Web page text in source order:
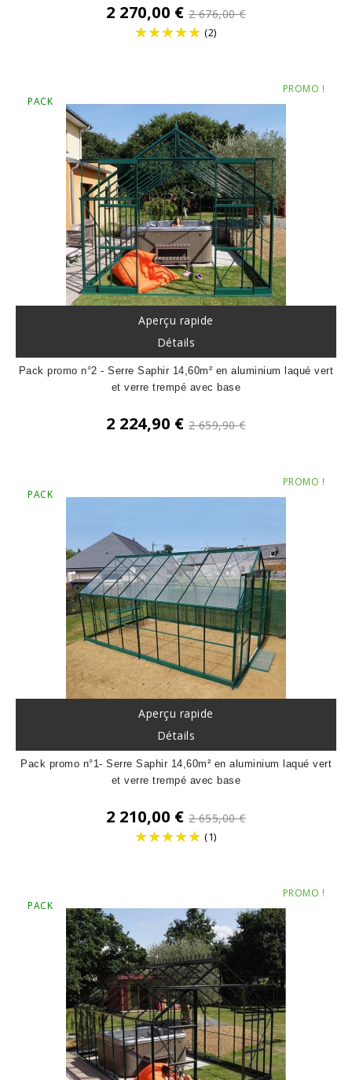
2 270,00 €Prix
de
2 676,00 €
(2)
PROMO !
PACK
Aperçu rapide
Détails
Pack promo n°2 - Serre Saphir 14,60m² en aluminium laqué vert
et verre trempé avec base
2 224,90 €Prix
2 659,90 €
PROMO !
PACK
Aperçu rapide
Détails
Pack promo n°1- Serre Saphir 14,60m² en aluminium laqué vert
et verre trempé avec base
2 210,00 €Prix
de
2 655,00 €
(1)
PROMO !
PACK